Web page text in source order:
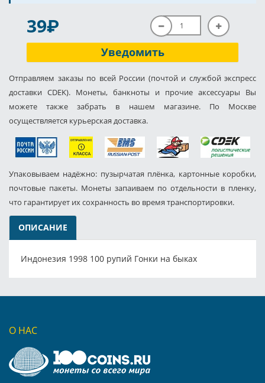
39P
Уведомить
Отправляем заказы по всей России (почтой и службой экспресс
доставки CDEK). Монеты, банкноты и прочие аксессуары Вы
можете также забрать в нашем магазине. По Москве
осуществляется курьерская доставка.
Упаковываем надёжно: пузырчатая плёнка, картонные коробки,
почтовые пакеты. Монеты запаиваем по отдельности в пленку,
что гарантирует их сохранность во время транспортировки.
ОПИСАНИЕ
Индонезия 1998 100 рупий Гонки на быках
О НАС